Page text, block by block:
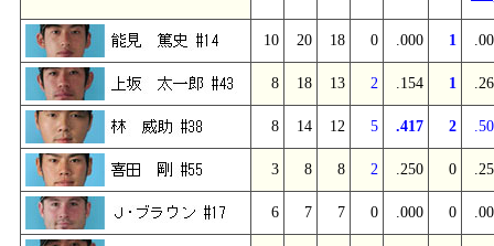
10 20 18 0 .000 1
8 18 13 2 .154 1
8 14 12 5 .417 2
3 8 8 2 .250 0
6 7 7 0 .000 0